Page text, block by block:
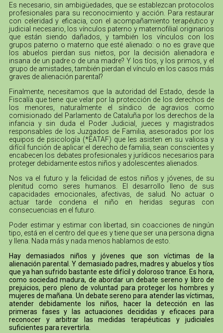
Es necesario, sin ambigüedades, que se establezcan protocolos
profesionales para su reconocimiento y acción. Para restaurar
con celeridad y eficacia, con el acompañamiento terapéutico y
judicial necesario, los vínculos paterno y maternofilial originarios
que están siendo dañados, y también los vínculos con los
grupos paterno o materno que esté alienado: o no es grave que
los abuelos pierdan sus nietos, por la decisión alienadora e
insana de un padre o de una madre? Y los tíos, y los primos, y el
grupo de amistades, también pierdan el vínculo en los casos más
graves de alienación parental?
Finalmente, necesitamos que la autoridad del Estado, desde la
Fiscalía que tiene que velar por la protección de los derechos de
los menores, naturalmente el síndico de agravios como
comisionado del Parlamento de Cataluña por los derechos de la
infancia y sin duda el Poder Judicial, jueces y magistrados
responsables de los Juzgados de Familia, asesorados por los
equipos de psicología (*EATAF) que les asisten en su valiosa y
difícil función de aplicar el derecho de familia, sean conscientes y
encabecen los debates profesionales y jurídicos necesarios para
proteger debidamente estos niños y adolescentes alienados.
Nos va el futuro y la felicidad de estos niños y jóvenes, de su
plenitud como seres humanos. El desarrollo lleno de sus
capacidades emocionales, afectivas, de salud. No actuar o
actuar tarde condena el niño en heridas seguras con
consecuencias en el futuro.
Poder estimar y estimar con libertad, sin coacciones de ningún
tipo, está en el centro del que es y tiene que ser una persona digna
y llena. Nada más y nada menos hablamos de esto.
Hay demasiados niños y jóvenes que son víctimas de la
alienación parental. Y demasiado padres, madres y abuelos y tíos
que ya han sufrido bastante este difícil y doloroso trance. Es hora,
como sociedad madura, de abordar un debate sereno y libro de
prejuicios, pero pleno de voluntad para proteger los hombres y
mujeres de mañana. Un debate sereno para atender las víctimas,
atender debidamente los niños, hacer la detección en las
primeras fases y las actuaciones decididas y eficaces para
reconocer y arbitrar las medidas terapéuticas y judiciales
suficientes para revertirla.